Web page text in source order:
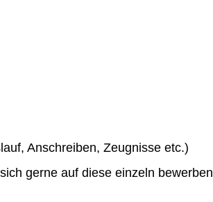
Anschreiben, Zeugnisse etc.)
gerne auf diese einzeln bewerben